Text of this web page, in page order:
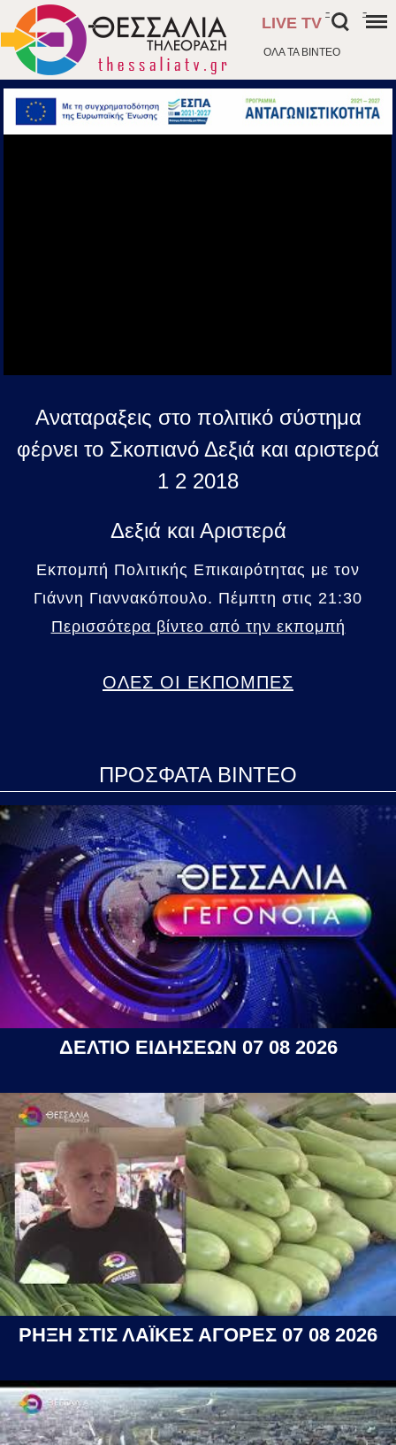
ΟΛΑ ΤΑ ΒΙΝΤΕΟ
LIVE TV
- -
Αναταραξεις στο πολιτικό σύστημα
φέρνει το Σκοπιανό Δεξιά και αριστερά
1 2 2018
Δεξιά και Αριστερά
Εκπομπή Πολιτικής Επικαιρότητας με τον
Γιάννη Γιαννακόπουλο. Πέμπτη στις 21:30
Περισσότερα βίντεο από την εκπομπή
ΟΛΕΣ ΟΙ ΕΚΠΟΜΠΕΣ
ΠΡΟΣΦΑΤΑ ΒΙΝΤΕΟ
ΔΕΛΤΙΟ ΕΙΔΗΣΕΩΝ 07 08 2026
ΡΗΞΗ ΣΤΙΣ ΛΑΪΚΕΣ ΑΓΟΡΕΣ 07 08 2026